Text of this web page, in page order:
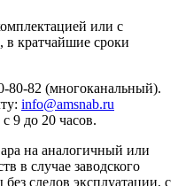
или с
в кратчайшие сроки
80-82 (многоканальный).
info@amsnab.ru
9 до 20 часов.
на аналогичный или
в случае заводского
следов эксплуатации, с